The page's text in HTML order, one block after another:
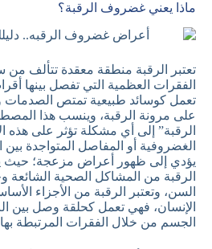
ماذا يعني غضروف الرقبة؟
تعتبر الرقبة منطقة معقدة تتألف
الفقرات العظمية التي تفصل بينها
تعمل كوسائد طبيعية تمتص الصدمات
على مرونة الرقبة، وينسب هذا
الرقبة” إلى أي مشكلة تؤثر على هذه
الغضروفية أو المفاصل المتواجدة بين
يؤدي إلى ظهور أعراض مزعجة؛ حيث
الرقبة من المشاكل الصحية الشائعة
السن، وتعتبر الرقبة من الأجزاء
الإنسان، فهي تعمل كحلقة وصل بين
الجسم من خلال الفقرات المرتبطة